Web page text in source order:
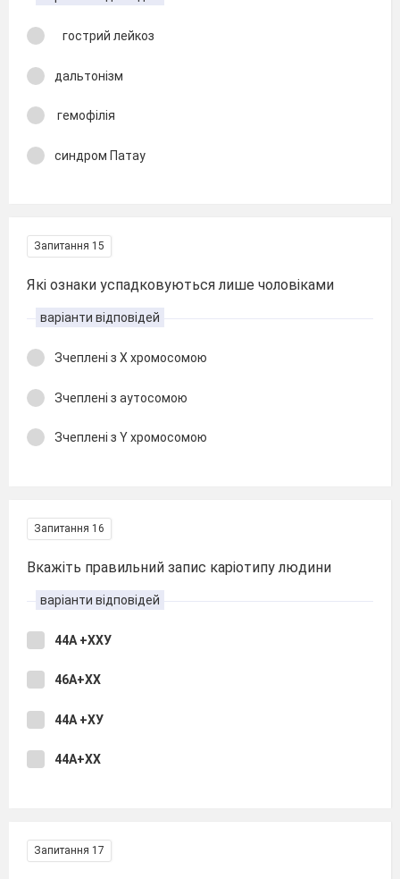
гострий лейкоз
дальтонізм
гемофілія
синдром Патау
Запитання 15
Які ознаки успадковуються лише чоловіками
варіанти відповідей
Зчеплені з X хромосомою
Зчеплені з аутосомою
Зчеплені з Y хромосомою
Запитання 16
Вкажіть правильний запис каріотипу людини
варіанти відповідей
44А +ХХУ
46А+ХХ
44А +ХУ
44А+ХХ
Запитання 17